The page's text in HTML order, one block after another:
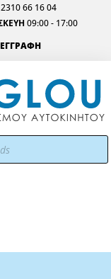
66 16 04
09:00 - 17:00